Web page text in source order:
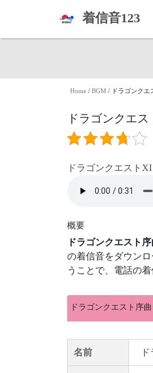
着信音123
Home / BGM / ドラゴンクエ
ドラゴンクエ
ドラゴンクエストXI
概要
ドラゴンクエスト
の着信音をダウン
うことで、電話の
ドラゴンクエスト序
名前